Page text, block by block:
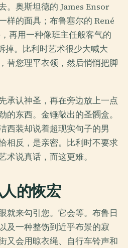
。奥斯坦德的 James Ensor
样的面具；布鲁塞尔的 René
再用一种像班主任般客气的
掉。比利时艺术很少大喊大
替您理平衣领，然后悄悄把脚
承认神圣，再在旁边放上一点
的东西。金锤敲出的圣髑盒。
西装却说着超现实句子的男
相反，是亲密。比利时不要求
术说真话，而这更难。
的恢宏
就来勾引您。它会等。布鲁日
及一种整饬到近乎布景的寂
又会用晾衣绳、自行车铃声和